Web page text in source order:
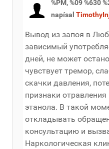
%PM, %09 %630
napísal
Вывод из запоя в
зависимый
дней, не может
чувствует тремор,
скачки давления,
признаки
этанола. В такой
откладывать
консультацию и
Наркологическая